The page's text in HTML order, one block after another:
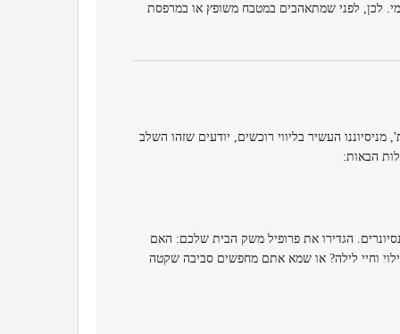
לכן, לפני שמתאהבים במטבח משופץ או במרפסת
העשיר בליווי רוכשים, יודעים שזהו השלב
הבאות:
הגדירו את פרופיל משק הבית שלכם: האם
וחיי לילה? או שמא אתם מחפשים סביבה שקטה